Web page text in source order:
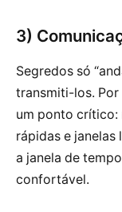
3)
Segredos só
transmiti-los. Por
um ponto crítico:
rápidas e janelas
a janela de
confortável.